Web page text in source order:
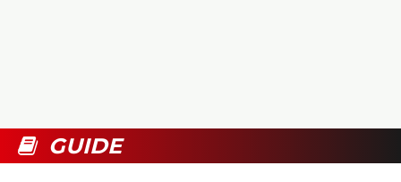
BOUTIQUE
GUIDE